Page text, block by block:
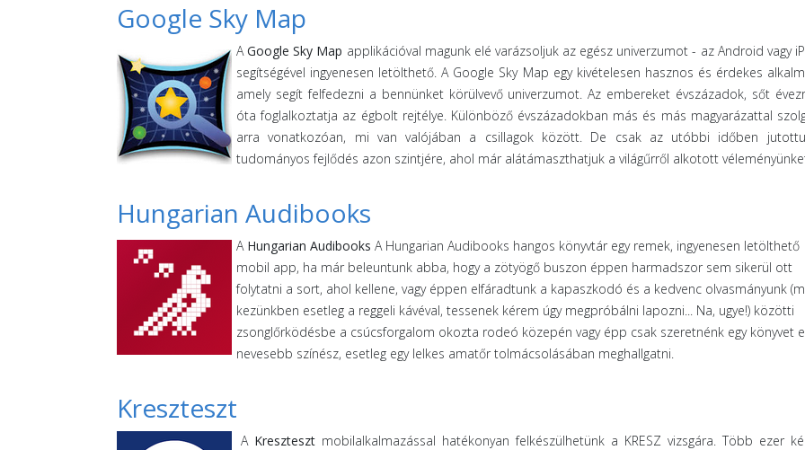
Google Sky Map
AGoogle Sky Map applikációval magunk elé varázsoljuk az egész univerzumot - az Android vagy
segítségével ingyenesen letölthető. A Google Sky Map egy kivételesen hasznos és érdekes
amely segít felfedezni a bennünket körülvevő univerzumot. Az embereket évszázadok, sőt
óta foglalkoztatja az égbolt rejtélye. Különböző évszázadokban más és más magyarázattal
arra vonatkozóan, mi van valójában a csillagok között. De csak az utóbbi időben
tudományos fejlődés azon szintjére, ahol már alátámaszthatjuk a világűrről alkotott
Hungarian Audibooks
A Hungarian Audibooks A Hungarian Audibooks hangos könyvtár egy remek, ingyenesen letölthető
mobil app, ha már beleuntunk abba, hogy a zötyögő buszon éppen harmadszor sem sikerül ott
folytatni a sort, ahol kellene, vagy éppen elfáradtunk a kapaszkodó és a kedvenc olvasmányunk
kezünkben esetleg a reggeli kávéval, tessenek kérem úgy megpróbálni lapozni... Na, ugye!) közötti
zsonglőrködésbe a csúcsforgalom okozta rodeó közepén vagy épp csak szeretnénk egy könyvet
nevesebb színész, esetleg egy lelkes amatőr tolmácsolásában meghallgatni.
Kreszteszt
A Kreszteszt mobilalkalmazással hatékonyan felkészülhetünk a KRESZ vizsgára. Több ezer